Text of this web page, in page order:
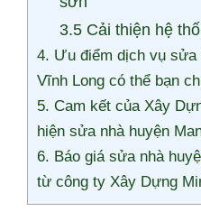
3.5 Cải thiện hệ
4. Ưu điểm dịch vụ sửa
Vĩnh Long có thể bạn
5. Cam kết của Xây
hiện sửa nhà huyện
6. Báo giá sửa nhà
từ công ty Xây Dựng